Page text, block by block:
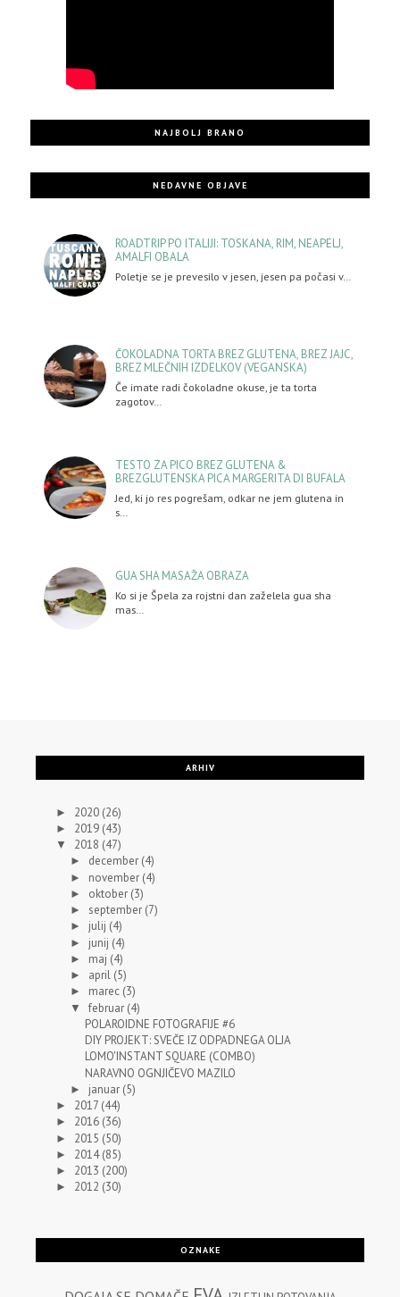
NAJBOLJ BRANO
NEDAVNE OBJAVE
ROADTRIP PO ITALIJI: TOSKANA, RIM, NEAPELJ,
AMALFI OBALA
Poletje se je prevesilo v jesen, jesen pa počasi v…
ČOKOLADNA TORTA BREZ GLUTENA, BREZ JAJC,
BREZ MLEČNIH IZDELKOV (VEGANSKA)
Če imate radi čokoladne okuse, je ta torta
zagotov…
TESTO ZA PICO BREZ GLUTENA &
BREZGLUTENSKA PICA MARGERITA DI BUFALA
Jed, ki jo res pogrešam, odkar ne jem glutena in
s…
GUA SHA MASAŽA OBRAZA
Ko si je Špela za rojstni dan zaželela gua sha
mas…
ARHIV
► 2020 (26)
► 2019 (43)
▼ 2018 (47)
► december (4)
► november (4)
► oktober (3)
►september (7)
► julij (4)
► junij (4)
► maj (4)
► april (5)
► marec (3)
▼februar (4)
POLAROIDNE FOTOGRAFIJE #6
DIY PROJEKT: SVEČE IZ ODPADNEGA OLJA
LOMO'INSTANT SQUARE (COMBO)
NARAVNO OGNJIČEVO MAZILO
► januar (5)
► 2017 (44)
► 2016 (36)
► 2015 (50)
► 2014(85)
► 2013 (200)
► 2012 (30)
OZNAKE